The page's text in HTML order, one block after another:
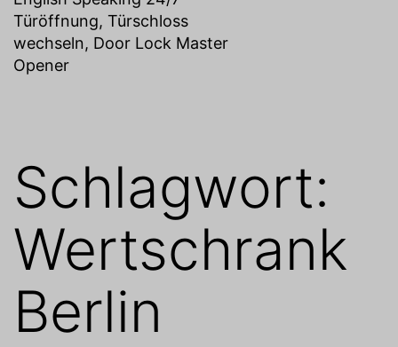
Türöffnung, Türschloss
wechseln, Door Lock Master
Opener
Schlagwort:
Wertschrank
Berlin